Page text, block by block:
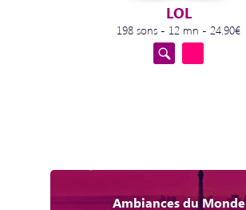
LOL
198 sons - 12 mn - 24.90€
Ambiances du Monde